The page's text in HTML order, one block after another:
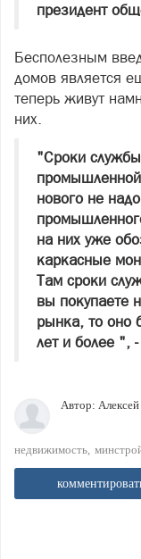
президент
Бесполезным
домов является
теперь живут
них.
"Сроки
нового не
на них уже
каркасные
Там сроки
вы покупаете
рынка, то оно
лет и более ",
Автор:
недвижимость